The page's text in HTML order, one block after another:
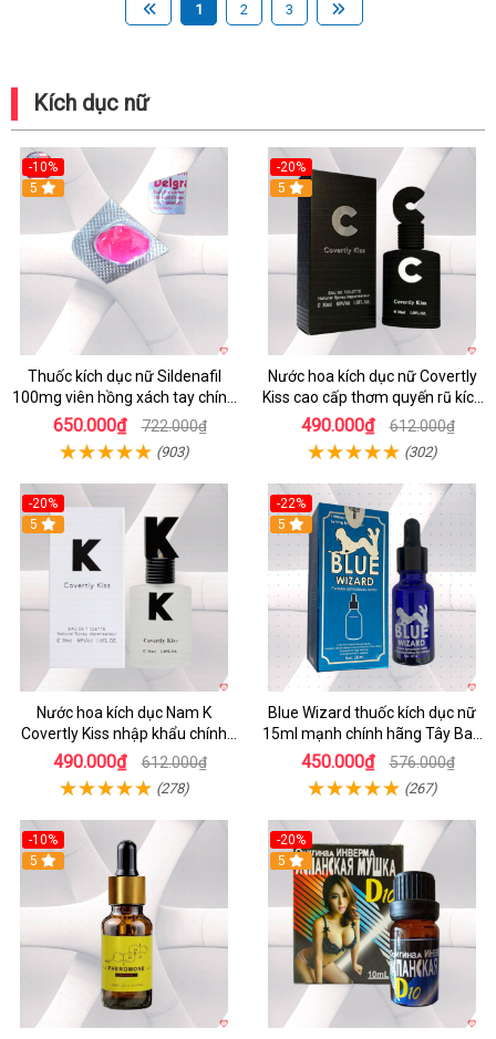
1 2 3
Kích dục nữ
-10%
5
Thuốc kích dục nữ Sildenafil
100mg viên hồng xách tay chính
hãng
650.000₫ 722.000₫
(903)
-20%
5
Nước hoa kích dục nữ Covertly
Kiss cao cấp thơm quyến rũ kích
thích phái đẹp
490.000₫ 612.000₫
(302)
-20%
5
Nước hoa kích dục Nam K
Covertly Kiss nhập khẩu chính
hãng
490.000₫ 612.000₫
(278)
-22%
Hot
5
Blue Wizard thuốc kích dục nữ
15ml mạnh chính hãng Tây Ban
Nha
450.000₫ 576.000₫
(267)
-10%
5
-20%
5